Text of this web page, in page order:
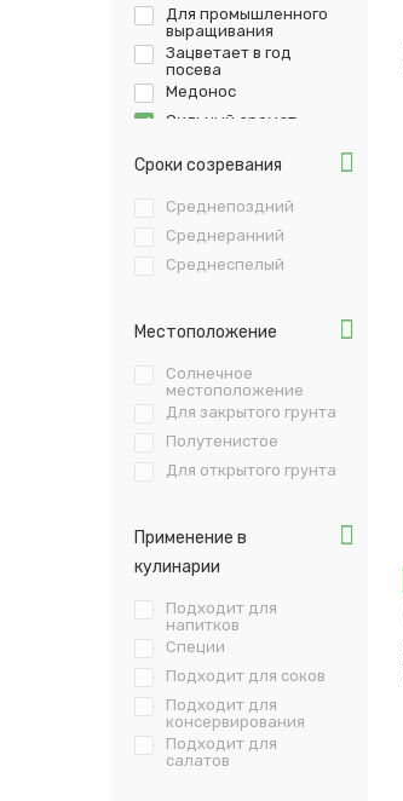
Для промышленного
выращивания
Зацветает в год
посева
Медонос
Сильный аромат
Повышенное
витаминов
Сроки созревания
Среднепоздний
Среднеранний
Среднеспелый
Местоположение
Солнечное
местоположение
Для закрытого грунта
Полутенистое
Для открытого грунта
Применение в
кулинарии
Подходит для
напитков
Специи
Подходит для соков
Подходит для
консервирования
Подходит для
салатов